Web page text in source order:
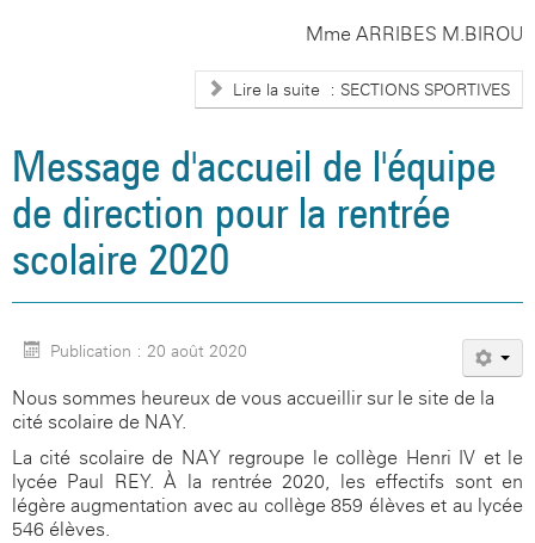
Mme ARRIBES M.BIROU
Lire la suite : SECTIONS SPORTIVES
Message d'accueil de l'équipe
de direction pour la rentrée
scolaire 2020
Publication : 20 août 2020
Nous sommes heureux de vous accueillir sur le site de la
cité scolaire de NAY.
La cité scolaire de NAY regroupe le collège Henri IV et le
lycée Paul REY. À la rentrée 2020, les effectifs sont en
légère augmentation avec au collège 859 élèves et au lycée
546 élèves.